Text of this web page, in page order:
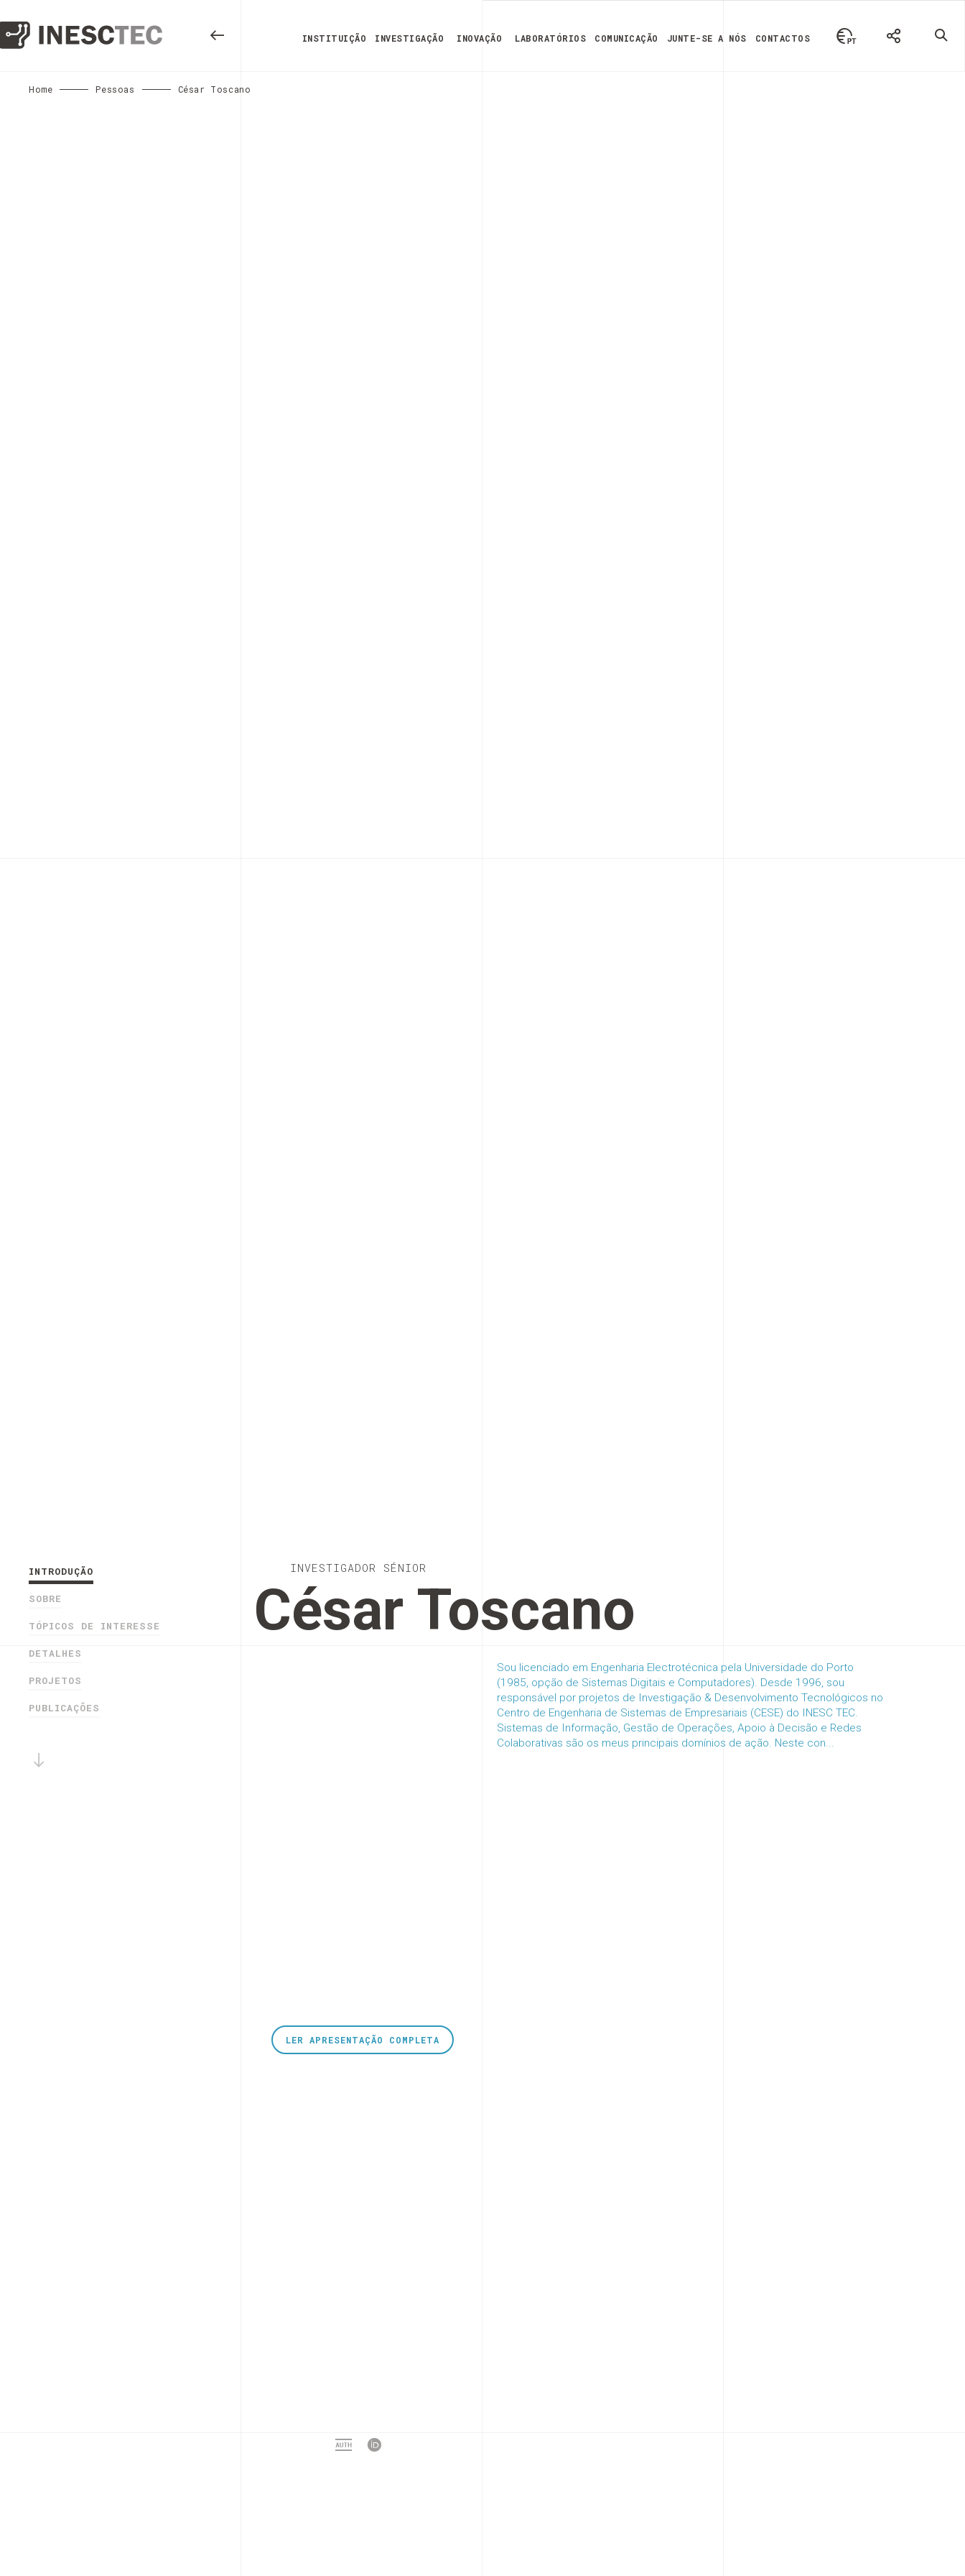
INSTITUIÇÃO INVESTIGAÇÃO INOVAÇÃO LABORATÓRIOS COMUNICAÇÃO JUNTE-SE A NÓS CONTACTOS
Home Pessoas César Toscano
INVESTIGADOR SÉNIOR
César Toscano
LER APRESENTAÇÃO COMPLETA
Sou licenciado em Engenharia Electrotécnica pela Universidade do Porto
(1985, opção de Sistemas Digitais e Computadores). Desde 1996, sou
responsável por projetos de Investigação & Desenvolvimento Tecnológicos no
Centro de Engenharia de Sistemas de Empresariais (CESE) do INESC TEC.
Sistemas de Informação, Gestão de Operações, Apoio à Decisão e Redes
Colaborativas são os meus principais domínios de ação. Neste con...
INTRODUÇÃO
SOBRE
TÓPICOS DE INTERESSE
DETALHES
PROJETOS
PUBLICAÇÕES